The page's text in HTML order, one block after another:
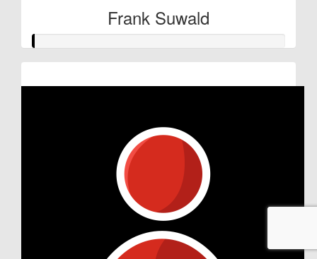
Frank Suwald